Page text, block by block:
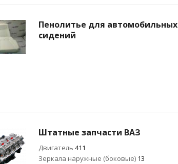
Пенолитье для автомобильных
сидений
Штатные запчасти ВАЗ
Двигатель 411
Зеркала наружные (боковые) 13